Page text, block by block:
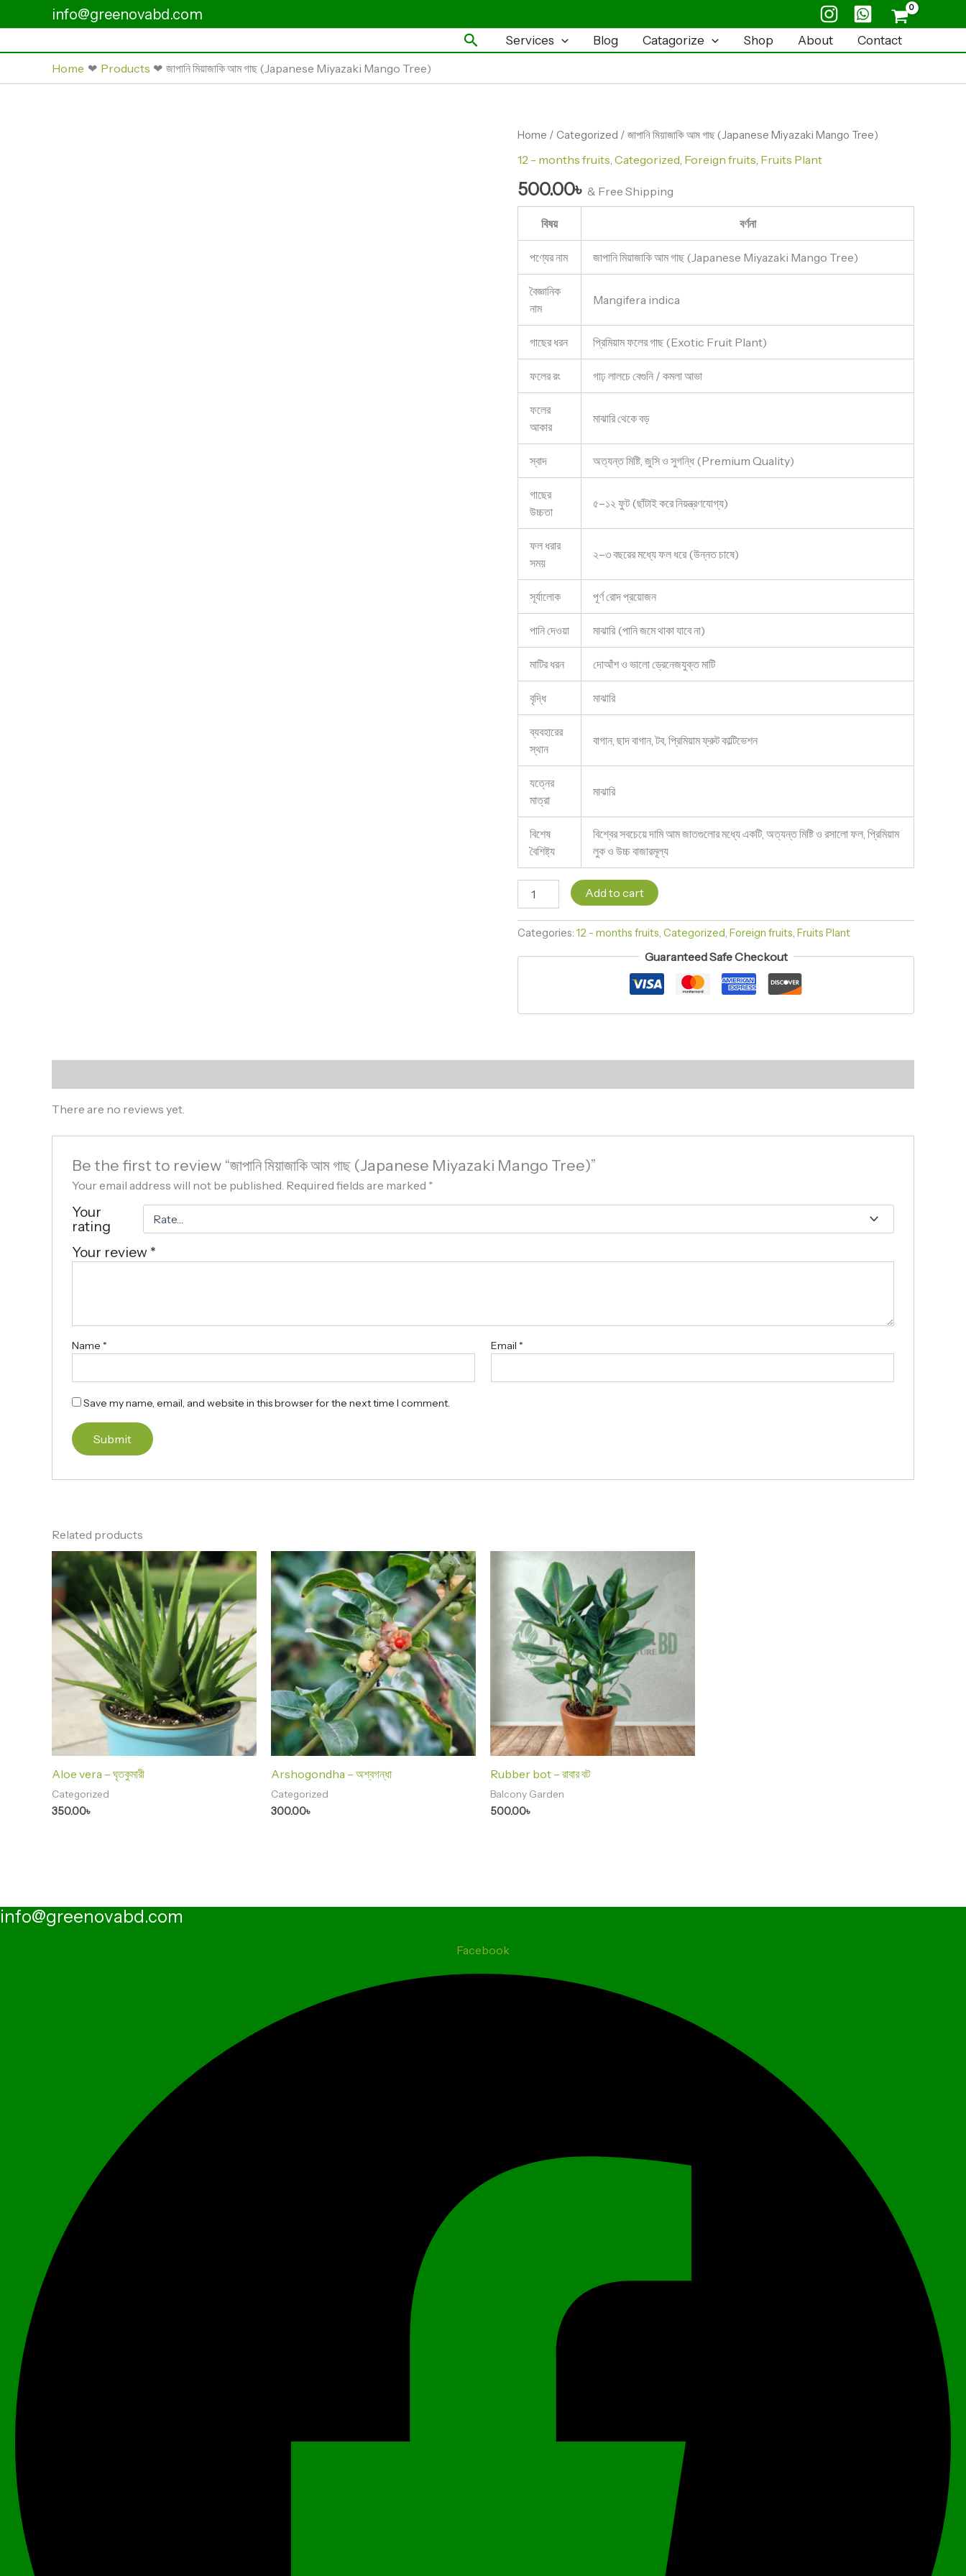
to
info@greenovabd.com
SearchServices Blog Catagorize Shop About
Contact
Home
Products জাপানি মিয়াজাকি আম গাছ (Japanese Miyazaki Mango Tree)
Home / Categorized / জাপানি মিয়াজাকি আম গাছ (Japanese Miyazaki Mango Tree)
12 - months fruits, Categorized, Foreign fruits, Fruits Plant
500.00৳ & Free Shipping
বিষয় বর্ণনা
পণ্যের নাম জাপানি মিয়াজাকি আম গাছ (Japanese Miyazaki Mango Tree)
বৈজ্ঞানিক
নাম
Mangifera indica
গাছের ধরন প্রিমিয়াম ফলের গাছ (Exotic Fruit Plant)
ফলের রং গাঢ় লালচে বেগুনি / কমলা আভা
ফলের
আকার
মাঝারি থেকে বড়
স্বাদ অত্যন্ত মিষ্টি, জুসি ও সুগন্ধি (Premium Quality)
গাছের
উচ্চতা
৫–১২ ফুট (ছাঁটাই করে নিয়ন্ত্রণযোগ্য)
ফল ধরার
সময়
২–৩ বছরের মধ্যে ফল ধরে (উন্নত চাষে)
সূর্যালোক পূর্ণ রোদ প্রয়োজন
পানি দেওয়া মাঝারি (পানি জমে থাকা যাবে না)
মাটির ধরন দোআঁশ ও ভালো ড্রেনেজযুক্ত মাটি
বৃদ্ধি মাঝারি
ব্যবহারের
স্থান
বাগান, ছাদ বাগান, টব, প্রিমিয়াম ফ্রুট কাল্টিভেশন
যত্নের
মাত্রা
মাঝারি
বিশেষ
বৈশিষ্ট্য
বিশ্বের সবচেয়ে দামি আম জাতগুলোর মধ্যে একটি, অত্যন্ত মিষ্টি ও রসালো ফল, প্রিমিয়াম
লুক ও উচ্চ বাজারমূল্য
জাপানি
আম
(Japanese
Miyazaki
Mango
Add to cart
Categories: 12 - months fruits, Categorized, Foreign fruits, Fruits Plant
Guaranteed Safe Checkout
There are no reviews yet.
Be the first to review “জাপানি মিয়াজাকি আম গাছ (Japanese Miyazaki Mango Tree)”
Your email address will not be published. Required fields are marked *
Your
rating
Your review *
Name * Email *
Save my name, email, and website in this browser for the next time I comment.
Related products
Aloe vera – ঘৃতকুমারী
Categorized
350.00৳
Arshogondha – অশ্বগন্ধা
Categorized
300.00৳
Rubber bot – রাবার বট
Balcony Garden
500.00৳
info@greenovabd.com
Facebook
Miyazaki
Mango
Tree)